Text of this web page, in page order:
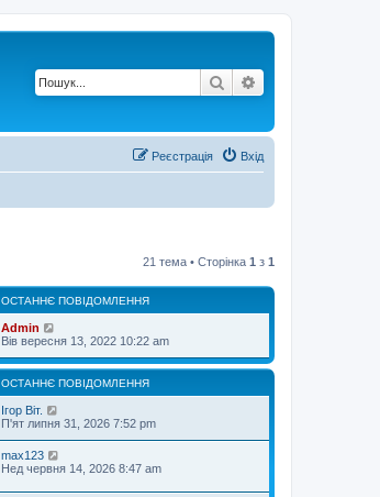
Пошук
Вхід
Реєстрація
21 тема • Сторінка 1 з 1
ОСТАННЄ ПОВІДОМЛЕННЯ
Admin
Вів вересня 13, 2022 10:22 am
ОСТАННЄ ПОВІДОМЛЕННЯ
Ігор Віт.
П'ят липня 31, 2026 7:52 pm
max123
Нед червня 14, 2026 8:47 am